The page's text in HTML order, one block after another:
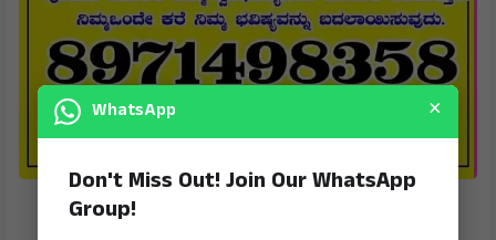
WhatsApp ×
Don't Miss Out! Join Our WhatsApp
Group!